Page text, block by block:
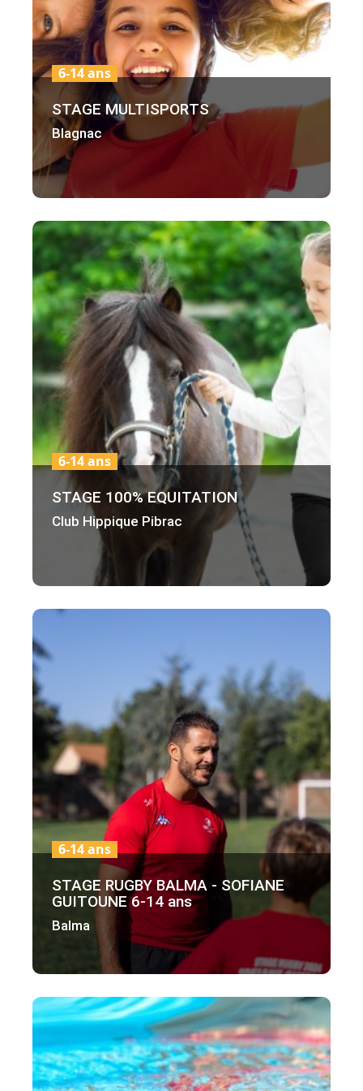
STAGE MULTISPORTS
Blagnac
6-14 ans
STAGE 100% EQUITATION
Club Hippique Pibrac
6-14 ans
STAGE RUGBY BALMA - SOFIANE
GUITOUNE 6-14 ans
Balma
6-14 ans